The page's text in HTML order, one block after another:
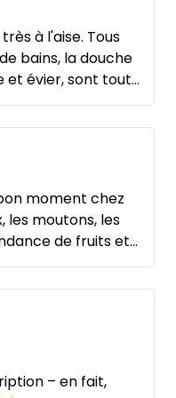
surprise, un
Dans
satisfaite. Et
plus facile à
à l'aise. Tous
bains, la douche
et évier, sont tout
communication se
moment chez
les moutons, les
de fruits et
endroit idéal
est très
bon les
autour, on sent
a été réalisé
reviendrons
– en fait,